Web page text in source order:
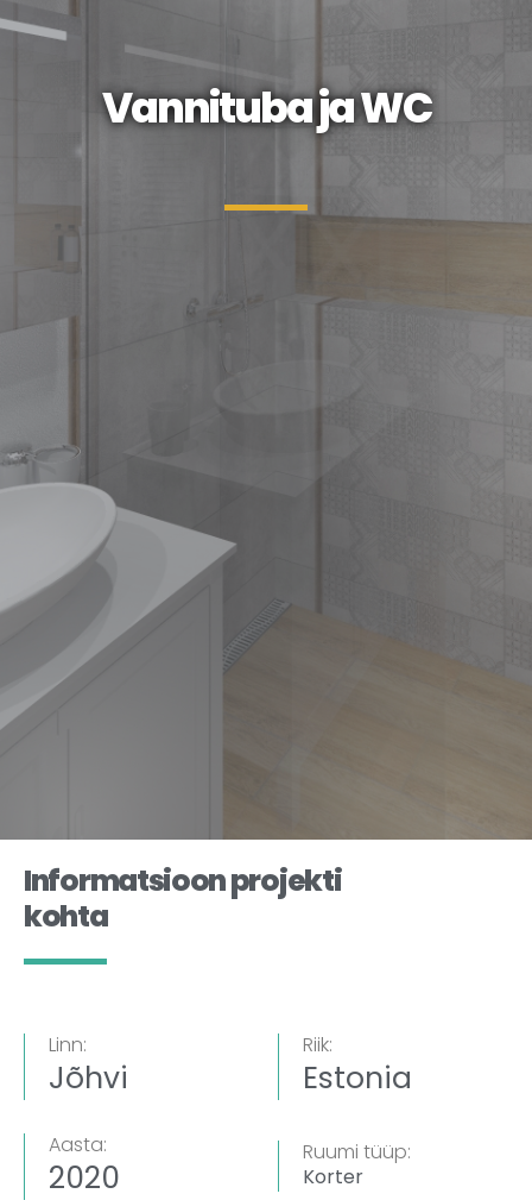
Vannituba ja WC
Informatsioon projekti
kohta
Linn:
Jõhvi
Riik:
Estonia
Aasta:
2020
Ruumi tüüp:
Korter